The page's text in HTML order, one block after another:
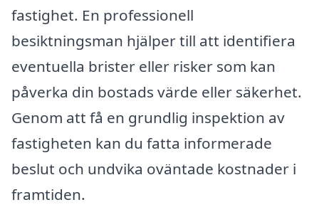
fastighet. En professionell
besiktningsman hjälper till att identifiera
eventuella brister eller risker som kan
påverka din bostads värde eller säkerhet.
Genom att få en grundlig inspektion av
fastigheten kan du fatta informerade
beslut och undvika oväntade kostnader i
framtiden.